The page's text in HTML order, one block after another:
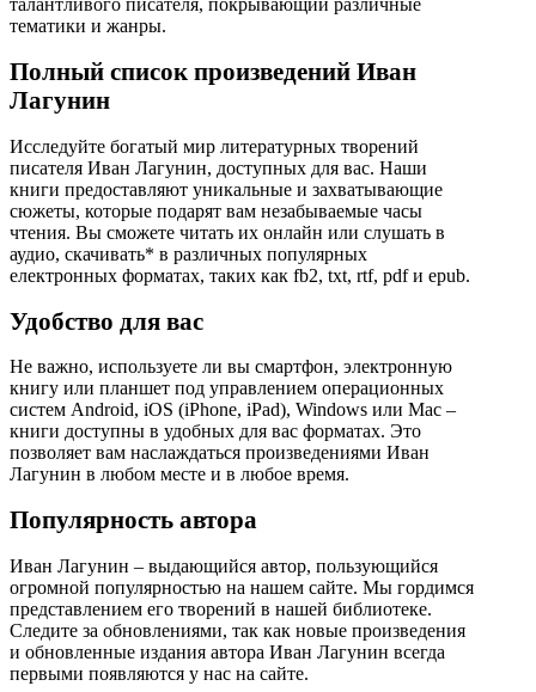
талантливого писателя, покрывающий различные
тематики и жанры.
Полный список произведений Иван
Лагунин
Исследуйте богатый мир литературных творений
писателя Иван Лагунин, доступных для вас. Наши
книги предоставляют уникальные и захватывающие
сюжеты, которые подарят вам незабываемые часы
чтения. Вы сможете читать их онлайн или слушать в
аудио, скачивать* в различных популярных
електронных форматах, таких как fb2, txt, rtf, pdf и epub.
Удобство для вас
Не важно, используете ли вы смартфон, электронную
книгу или планшет под управлением операционных
систем Android, iOS (iPhone, iPad), Windows или Mac –
книги доступны в удобных для вас форматах. Это
позволяет вам наслаждаться произведениями Иван
Лагунин в любом месте и в любое время.
Популярность автора
Иван Лагунин – выдающийся автор, пользующийся
огромной популярностью на нашем сайте. Мы гордимся
представлением его творений в нашей библиотеке.
Следите за обновлениями, так как новые произведения
и обновленные издания автора Иван Лагунин всегда
первыми появляются у нас на сайте.